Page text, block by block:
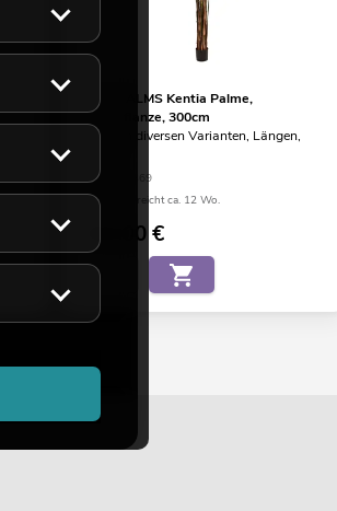
EUROPALMS Kentia Palme,
Kunstpflanze, 300cm
Artikel in diversen Varianten, Längen,
No. 82511369
Bestand reicht ca. 12 Wo.
249,00 €